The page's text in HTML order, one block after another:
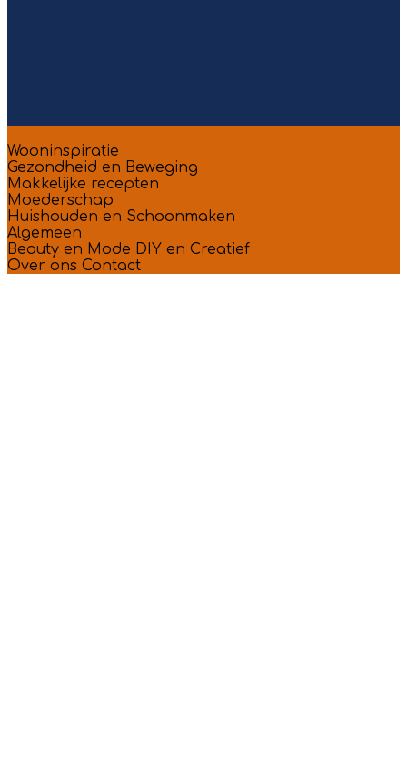
Wooninspiratie
Gezondheid en Beweging
Makkelijke recepten
Moederschap
Huishouden en Schoonmaken
Algemeen
Beauty en Mode DIY en Creatief
Over ons Contact